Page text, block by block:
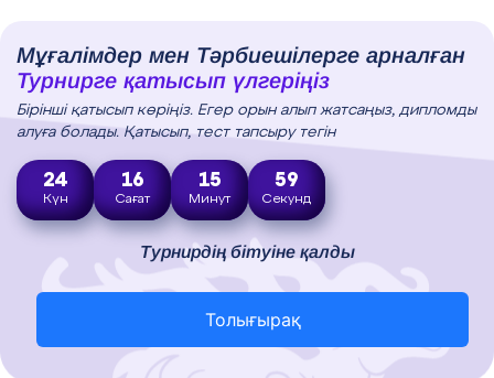
Мұғалімдер мен Тәрбиешілерге арналған
Турнирге қатысып үлгеріңіз
Бірінші қатысып көріңіз. Егер орын алып жатсаңыз, дипломды
алуға болады. Қатысып, тест тапсыру тегін
24
Күн
16
Сағат
15
Минут
58
Секунд
Турнирдің бітуіне қалды
Толығырақ